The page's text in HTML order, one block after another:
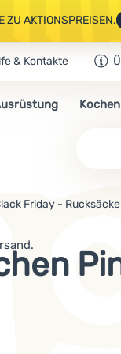
ZU AKTIONSPREISEN.
CODE OUT10
ZU AKTIONSPREISEN.
& Kontakte
Kochen
Friday -